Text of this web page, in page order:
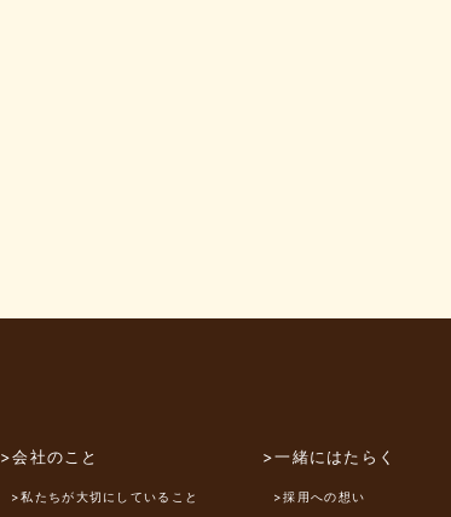
>会社のこと
>私たちが大切にしていること
>一緒にはたらく
>採用への想い